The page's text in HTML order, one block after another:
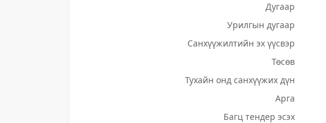
Дугаар
Урилгын дугаар
Санхүүжилтийн эх үүсвэр
Төсөв
Тухайн онд санхүүжих дүн
Арга
Багц тендер эсэх